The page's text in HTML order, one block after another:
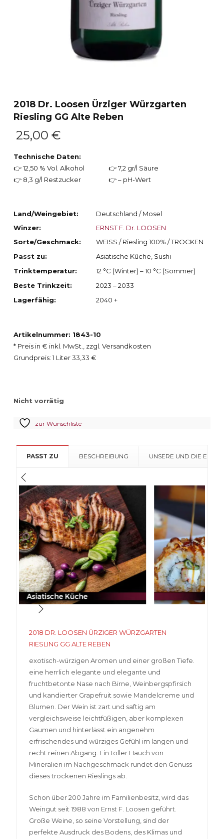
2018 Dr. Loosen Ürziger Würzgarten
Riesling GG Alte Reben
25,00€
Technische Daten:
👉 12,50 % Vol. Alkohol
👉 7,2 gr/l Säure
👉 8,3 g/l Restzucker
👉 – pH-Wert
Land/Weingebiet:
Deutschland / Mosel
Winzer:
ERNST F. Dr. LOOSEN
Sorte/Geschmack:
WEISS / Riesling 100% / TROCKEN
Passt zu:
Asiatische Küche, Sushi
Trinktemperatur:
12 °C (Winter) – 10 °C (Sommer)
Beste Trinkzeit:
2023 – 2033
Lagerfähig:
2040 +
Artikelnummer: 1843-10
* Preis in € inkl. MwSt., zzgl. Versandkosten
Grundpreis: 1 Liter 33,33 €
Nicht vorrätig
zur Wunschliste
PASST ZU BESCHREIBUNG UNSERE UND DIE
2018 DR. LOOSEN ÜRZIGER WÜRZGARTEN
RIESLING GG ALTE REBEN
exotisch-würzigen Aromen und einer großen Tiefe.
eine herrlich elegante und elegante und
fruchtbetonte Nase nach Birne, Weinbergspfirsich
und kandierter Grapefruit sowie Mandelcreme und
Blumen. Der Wein ist zart und saftig am
vergleichsweise leichtfüßigen, aber komplexen
Gaumen und hinterlässt ein angenehm
erfrischendes und würziges Gefühl im langen und
recht reinen Abgang. Ein toller Hauch von
Mineralien im Nachgeschmack rundet den Genuss
dieses trockenen Rieslings ab.
Schon über 200 Jahre im Familienbesitz, wird das
Weingut seit 1988 von Ernst F. Loosen geführt.
Große Weine, so seine Vorstellung, sind der
perfekte Ausdruck des Bodens, des Klimas und